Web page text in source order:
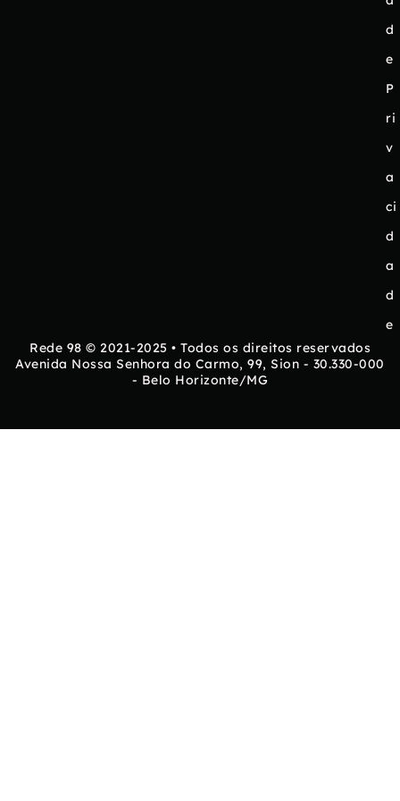
d
e
P
ri
v
a
ci
d
a
d
e
Rede 98 © 2021-2025 • Todos os direitos reservados
Avenida Nossa Senhora do Carmo, 99, Sion - 30.330-000
- Belo Horizonte/MG